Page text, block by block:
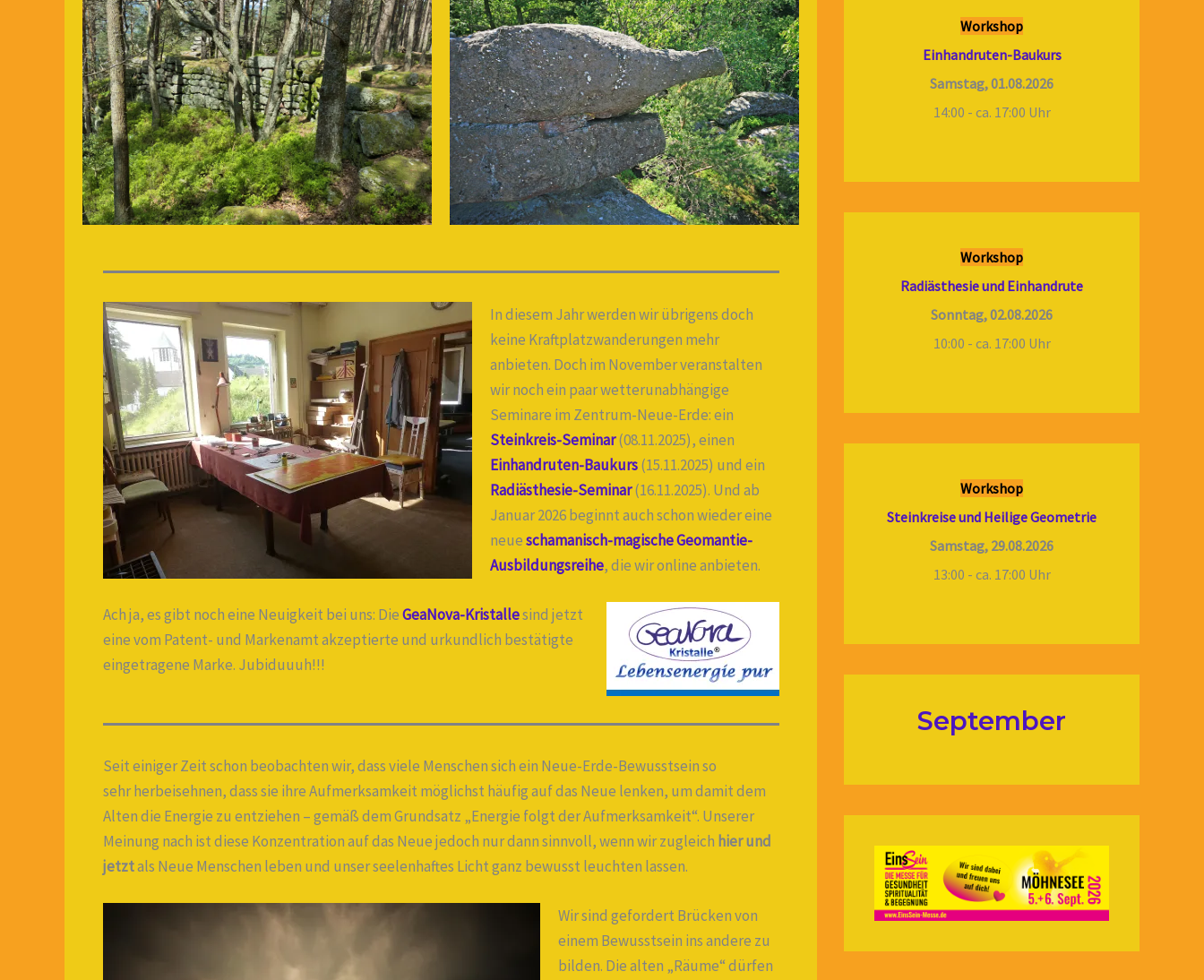
In diesem Jahr werden wir übrigens doch
keine Kraftplatzwanderungen mehr
anbieten. Doch im November veranstalten
wir noch ein paar wetterunabhängige
Seminare im Zentrum-Neue-Erde: ein
Steinkreis-Seminar(08.11.2025), einen
Einhandruten-Baukurs(15.11.2025) und ein
Radiästhesie-Seminar (16.11.2025). Und ab
Januar 2026 beginnt auch schon wieder eine
neueschamanisch-magische Geomantie-
Ausbildungsreihe, die wir online anbieten.
Ach ja, es gibt noch eine Neuigkeit bei uns: DieGeaNova-Kristallesind jetzt
eine vom Patent- und Markenamt akzeptierte und urkundlich bestätigte
eingetragene Marke. Jubiduuuh!!!
Seit einiger Zeit schon beobachten wir, dass viele Menschen sich ein Neue-Erde-Bewusstsein so
sehr herbeisehnen, dass sie ihre Aufmerksamkeit möglichst häufig auf das Neue lenken, um damit dem
Alten die Energie zu entziehen – gemäß dem Grundsatz „Energie folgt der Aufmerksamkeit“. Unserer
Meinung nach ist diese Konzentration auf das Neue jedoch nur dann sinnvoll, wenn wir zugleich hier und
jetztals Neue Menschen leben und unser seelenhaftes Licht ganz bewusst leuchten lassen.
Wir sind gefordert Brücken von
einem Bewusstsein ins andere zu
bilden. Die alten „Räume“ dürfen
Workshop
Einhandruten-Baukurs
Samstag, 01.08.2026
14:00 - ca. 17:00 Uhr
Workshop
Radiästhesie und Einhandrute
Sonntag, 02.08.2026
10:00 - ca. 17:00 Uhr
Workshop
Steinkreise und Heilige Geometrie
Samstag, 29.08.2026
13:00 - ca. 17:00 Uhr
September